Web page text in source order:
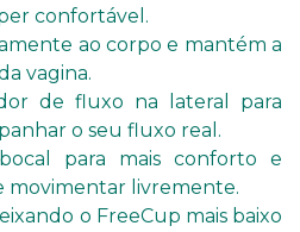
confortável.
ao corpo e mantém a
vagina.
de fluxo na lateral para
o seu fluxo real.
para mais conforto e
movimentar livremente.
o FreeCup mais baixo